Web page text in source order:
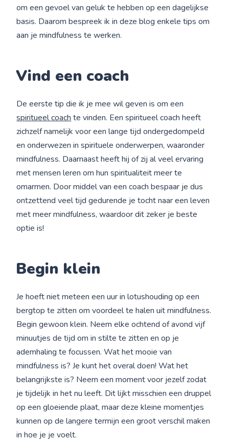
om een gevoel van geluk te hebben op een dagelijkse
basis. Daarom bespreek ik in deze blog enkele tips om
aan je mindfulness te werken.
Vind een coach
De eerste tip die ik je mee wil geven is om een
spiritueel coach te vinden. Een spiritueel coach heeft
zichzelf namelijk voor een lange tijd ondergedompeld
en onderwezen in spirituele onderwerpen, waaronder
mindfulness. Daarnaast heeft hij of zij al veel ervaring
met mensen leren om hun spiritualiteit meer te
omarmen. Door middel van een coach bespaar je dus
ontzettend veel tijd gedurende je tocht naar een leven
met meer mindfulness, waardoor dit zeker je beste
optie is!
Begin klein
Je hoeft niet meteen een uur in lotushouding op een
bergtop te zitten om voordeel te halen uit mindfulness.
Begin gewoon klein. Neem elke ochtend of avond vijf
minuutjes de tijd om in stilte te zitten en op je
ademhaling te focussen. Wat het mooie van
mindfulness is? Je kunt het overal doen! Wat het
belangrijkste is? Neem een moment voor jezelf zodat
je tijdelijk in het nu leeft. Dit lijkt misschien een druppel
op een gloeiende plaat, maar deze kleine momentjes
kunnen op de langere termijn een groot verschil maken
in hoe je je voelt.